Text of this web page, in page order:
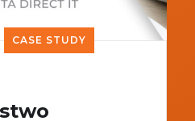
CASE STUDY